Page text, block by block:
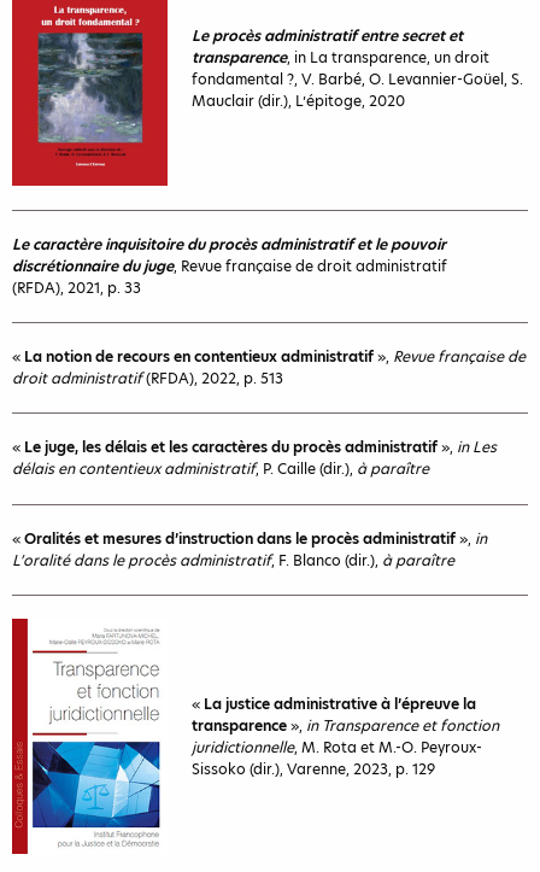
Le procès administratif entre secret et
transparence, in La transparence, un droit
fondamental ?, V. Barbé, O. Levannier-Goüel, S.
Mauclair (dir.), L’épitoge, 2020
Le caractère inquisitoire du procès administratif et le pouvoir
discrétionnaire du juge, Revue française de droit administratif
(RFDA), 2021, p. 33
« La notion de recours en contentieux administratif», Revue française de
droit administratif(RFDA), 2022, p. 513
« Le juge, les délais et les caractères du procès administratif», in Les
délais en contentieux administratif, P. Caille (dir.), à paraître
«Oralités et mesures d’instruction dans le procès administratif», in
L’oralité dans le procès administratif, F. Blanco (dir.), à paraître
« La justice administrative à l’épreuve la
transparence», in Transparence et fonction
juridictionnelle, M. Rota et M.-O. Peyroux-
Sissoko (dir.), Varenne, 2023, p. 129